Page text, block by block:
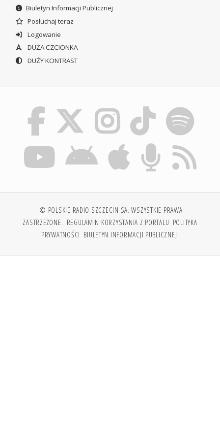
Biuletyn Informacji Publicznej
Posłuchaj teraz
Logowanie
DUŻA CZCIONKA
DUŻY KONTRAST
© POLSKIE RADIO SZCZECIN SA. WSZYSTKIE PRAWA
ZASTRZEŻONE. REGULAMIN KORZYSTANIA Z PORTALU POLITYKA
PRYWATNOŚCI BIULETYN INFORMACJI PUBLICZNEJ